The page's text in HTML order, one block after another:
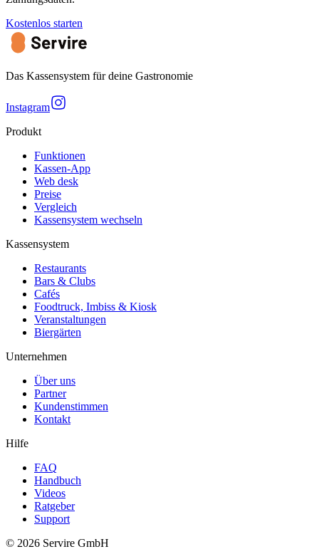
Kostenlos starten
Das Kassensystem für deine Gastronomie
Instagram
Produkt
Funktionen
Kassen-App
Web desk
Preise
Vergleich
Kassensystem wechseln
Kassensystem
Restaurants
Bars & Clubs
Cafés
Foodtruck, Imbiss & Kiosk
Veranstaltungen
Biergärten
Unternehmen
Über uns
Partner
Kundenstimmen
Kontakt
Hilfe
FAQ
Handbuch
Videos
Ratgeber
Support
© 2026 Servire GmbH